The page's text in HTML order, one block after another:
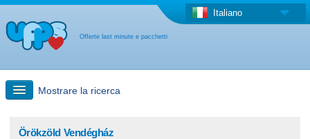
Offerte last minute e pacchetti
Italiano
Mostrare la ricerca
Örökzöld Vendégház